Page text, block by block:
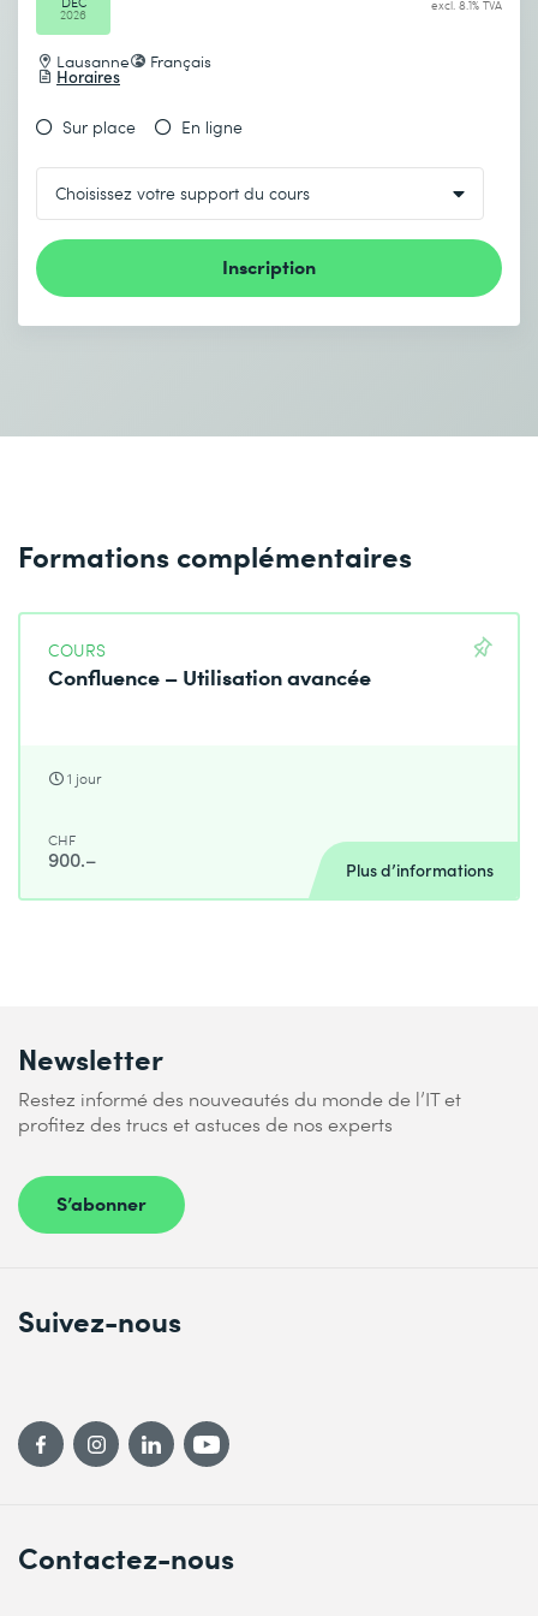
2026
Lausanne Français
Horaires
excl. 8.1% TVA
Sur place En ligne
Inscription
Formations complémentaires
COURS
Confluence – Utilisation avancée
1 jour
CHF
900.– Plus d’informations
Newsletter
Restez informé des nouveautés du monde de l’IT et
profitez des trucs et astuces de nos experts
S’abonner
Contactez-nous
Suivez-nous